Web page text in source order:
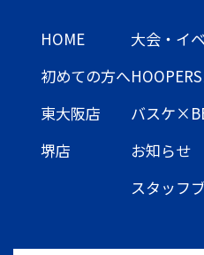
HOME
初めての方へ
東大阪店
堺店
大会・イ
バスケ
お知らせ
スタッフ